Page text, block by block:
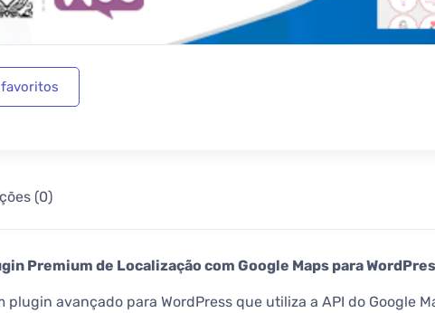
(0)
Premium de Localização com Google Maps para
plugin avançado para WordPress que utiliza a API do Google